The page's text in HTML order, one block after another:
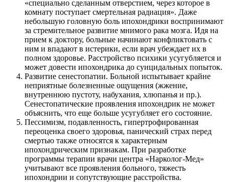
«специально сделанным отверстием, через которое в
комнату поступает смертельная радиация». Даже
небольшую головную боль ипохондрики воспринимают
за стремительное развитие мнимого рака мозга. Идя на
прием к доктору, больные начинают конфликтовать с
ним и впадают в истерики, если врач убеждает их в
полном здоровье. Расстройство психики усугубляется и
может довести ипохондрика до суицидальных попыток.
Развитие сенестопатии. Больной испытывает крайне
неприятные болезненные ощущения (жжение,
внутреннюю пустоту, набухания, хлюпанья и пр.).
Сенестопатические проявления ипохондрик не может
объяснить, что еще больше усугубляет его состояние.
Пессимизм, подавленность, гипертрофированная
переоценка своего здоровья, панический страх перед
смертью также относятся к характерным
ипохондрическим признакам. При разработке
программы терапии врачи центра «Нарколог-Мед»
учитывают все проявления больного, тяжесть
ипохондрии и сопутствующие расстройства.